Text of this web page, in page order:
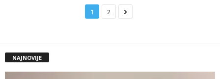
1 2
NAJNOVIJE